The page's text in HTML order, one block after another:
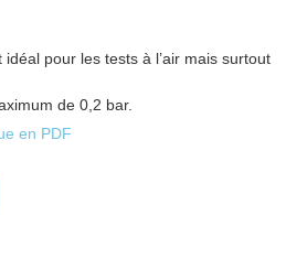
pour les tests à l’air mais surtout
de 0,2 bar.
en PDF